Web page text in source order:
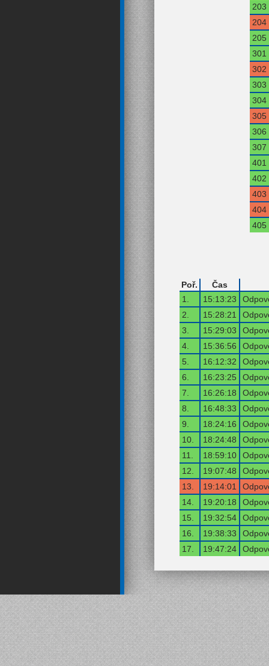
203
204
205
301
302
303
304
305
306
307
401
402
403
404
405
Poř.
Čas
1.
15:13:23
2.
15:28:21
3.
15:29:03
4.
15:36:56
5.
16:12:32
6.
16:23:25
7.
16:26:18
8.
16:48:33
9.
18:24:16
10.
18:24:48
11.
18:59:10
12.
19:07:48
13.
19:14:01
14.
19:20:18
15.
19:32:54
16.
19:38:33
17.
19:47:24